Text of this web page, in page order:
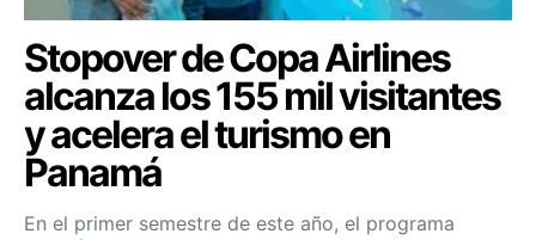
Stopover de Copa Airlines
alcanza los 155 mil visitantes
y acelera el turismo en
Panamá
En el primer semestre de este año, el programa